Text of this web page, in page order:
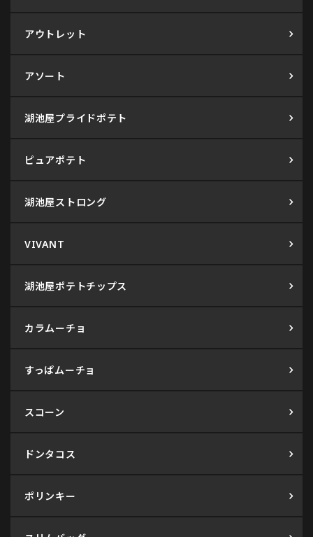
アウトレット
アソート
湖池屋プライドポテト
ピュアポテト
湖池屋ストロング
VIVANT
湖池屋ポテトチップス
カラムーチョ
すっぱムーチョ
スコーン
ドンタコス
ポリンキー